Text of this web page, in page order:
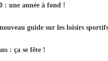
: une année à fond !
guide sur les loisirs sportifs
: ça se fête !